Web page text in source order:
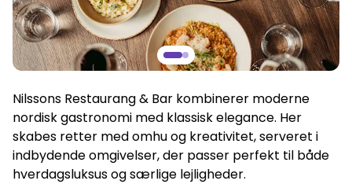
Nilssons Restaurang & Bar kombinerer moderne
nordisk gastronomi med klassisk elegance. Her
skabes retter med omhu og kreativitet, serveret i
indbydende omgivelser, der passer perfekt til både
hverdagsluksus og særlige lejligheder.